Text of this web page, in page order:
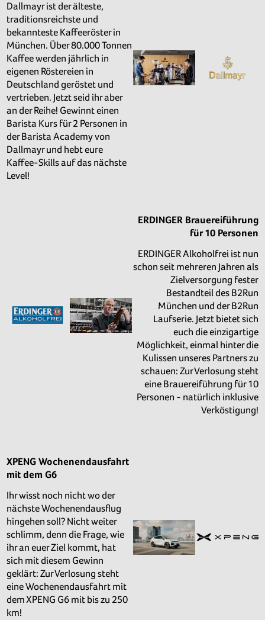
Dallmayr ist der älteste,
traditionsreichste und
bekannteste Kaffeeröster in
München. Über 80.000 Tonnen
Kaffee werden jährlich in
eigenen Röstereien in
Deutschland geröstet und
vertrieben. Jetzt seid ihr aber
an der Reihe! Gewinnt einen
Barista Kurs für 2 Personen in
der Barista Academy von
Dallmayr und hebt eure
Kaffee-Skills auf das nächste
Level!
ERDINGER Brauereiführung
für 10 Personen
ERDINGER Alkoholfrei ist nun
schon seit mehreren Jahren als
Zielversorgung fester
Bestandteil des B2Run
München und der B2Run
Laufserie. Jetzt bietet sich
euch die einzigartige
Möglichkeit, einmal hinter die
Kulissen unseres Partners zu
schauen: Zur Verlosung steht
eine Brauereiführung für 10
Personen - natürlich inklusive
Verköstigung!
XPENG Wochenendausfahrt
mit dem G6
Ihr wisst noch nicht wo der
nächste Wochenendausflug
hingehen soll? Nicht weiter
schlimm, denn die Frage, wie
ihr an euer Ziel kommt, hat
sich mit diesem Gewinn
geklärt: Zur Verlosung steht
eine Wochenendausfahrt mit
dem XPENG G6 mit bis zu 250
km!